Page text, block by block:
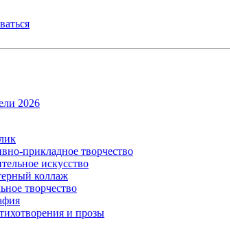
2026
прикладное творчество
искусство
коллаж
творчество
и прозы